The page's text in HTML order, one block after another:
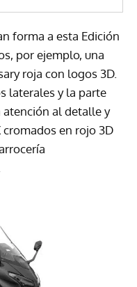
forma a esta Edición
por ejemplo, una
roja con logos 3D.
laterales y la parte
atención al detalle y
en rojo 3D